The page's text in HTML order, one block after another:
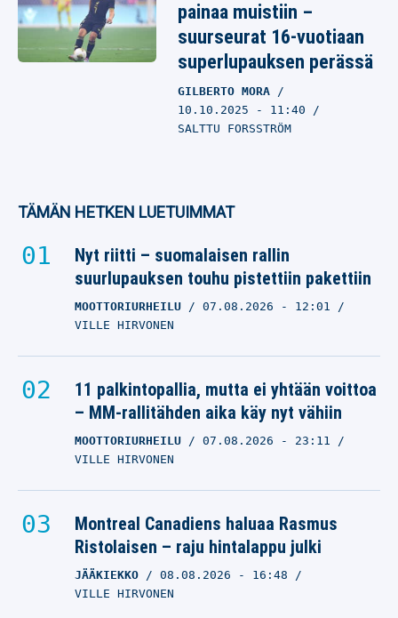
painaa muistiin –
suurseurat 16-vuotiaan
superlupauksen perässä
GILBERTO MORA
10.10.2025 - 11:40
SALTTU FORSSTRÖM
TÄMÄN HETKEN LUETUIMMAT
Nyt riitti – suomalaisen rallin
suurlupauksen touhu pistettiin pakettiin
MOOTTORIURHEILU 07.08.2026 - 12:01
VILLE HIRVONEN
11 palkintopallia, mutta ei yhtään voittoa
– MM-rallitähden aika käy nyt vähiin
MOOTTORIURHEILU 07.08.2026 - 23:11
VILLE HIRVONEN
Montreal Canadiens haluaa Rasmus
Ristolaisen – raju hintalappu julki
JÄÄKIEKKO 08.08.2026 - 16:48
VILLE HIRVONEN